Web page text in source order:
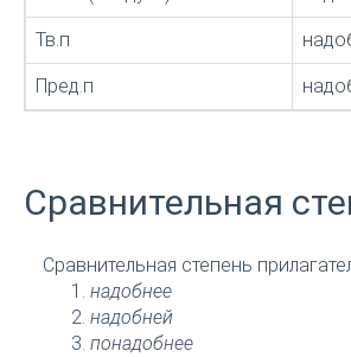
Тв.п
Пред.п
Сравнительная
Сравнительная степень
надобнее
надобней
понадобнее